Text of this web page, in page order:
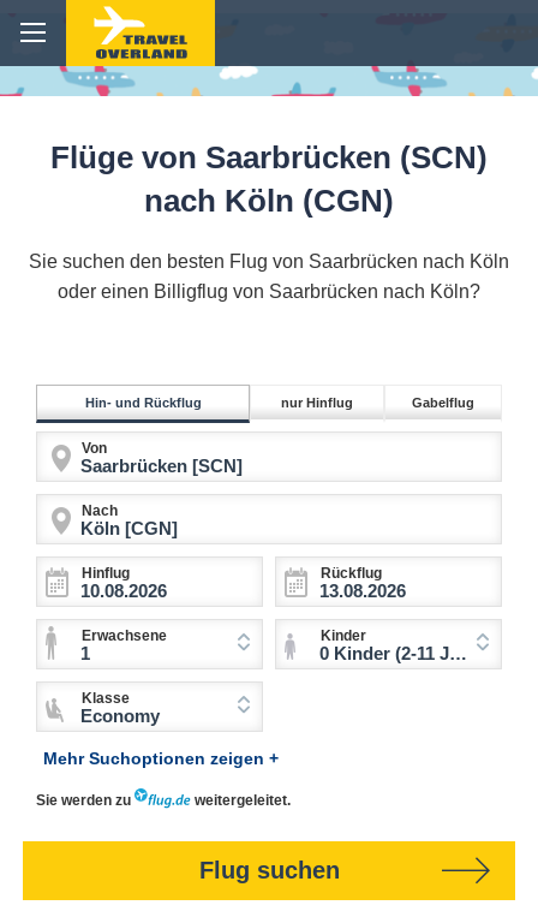
Flüge von Saarbrücken (SCN)
nach Köln (CGN)
Sie suchen den besten Flug von Saarbrücken nach Köln
oder einen Billigflug von Saarbrücken nach Köln?
Hin- und Rückflug nur Hinflug Gabelflug
Von
Nach
Hinflug Rückflug
Erwachsene
1
Kinder
0 Kinder (2-11 Jahre)
Klasse
Economy
Mehr Suchoptionen zeigen +
Sie werden zu weitergeleitet.
Flug suchen